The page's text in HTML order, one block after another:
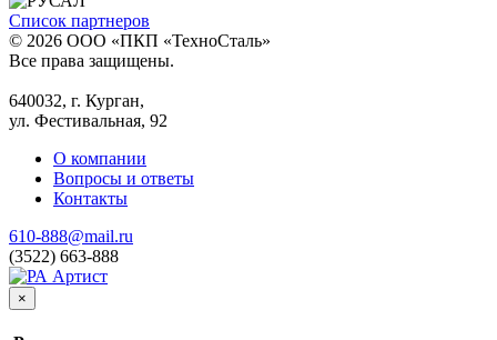
Список партнеров
© 2026 ООО «ПКП «ТехноСталь»
Все права защищены.
640032, г. Курган,
ул. Фестивальная, 92
О компании
Вопросы и ответы
Контакты
610-888@mail.ru
(3522) 663-888
×